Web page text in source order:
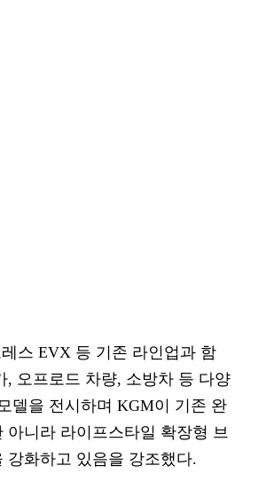
스 EVX 등 기존 라인업과 함
, 오프로드 차량, 소방차 등 다양
델을 전시하며 KGM이 기존 완
아니라 라이프스타일 확장형 브
강화하고 있음을 강조했다.